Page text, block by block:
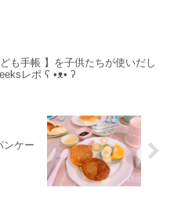
ども手帳 】を子供たちが使いだし
レポ ʕ •ᴥ• ʔ
ンケー